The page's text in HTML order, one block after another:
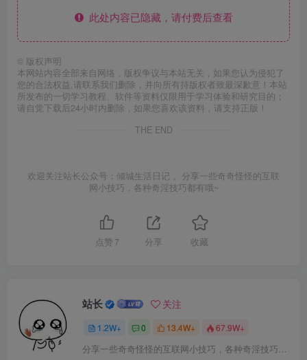
此处内容已隐藏，请付费后查看
© 版权声明
本网站内容全部来自网络，版权争议与本站无关，如果您认为侵犯了
您的合法权益,请联系我们删除，并向所有持版权者致最深歉意！本站
所发布的一切学习教程、软件等资料仅限用于学习体验和研究目的；
请自觉下载后24小时内删除，如果您喜欢该资料，请支持正版！
THE END
欢迎关注站长公众号：倾城生活日记 。分享一些奇奇怪怪的互联
网小技巧，各种奇淫技巧都有哦~
点赞 7 分享 收藏
站长 关注
1.2W+ 0 13.4W+ 67.9W+